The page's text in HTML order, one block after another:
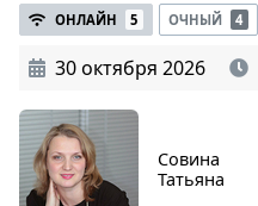
ОНЛАЙН 5 ОЧНЫЙ 4
30 октября 2026
Совина
Татьяна